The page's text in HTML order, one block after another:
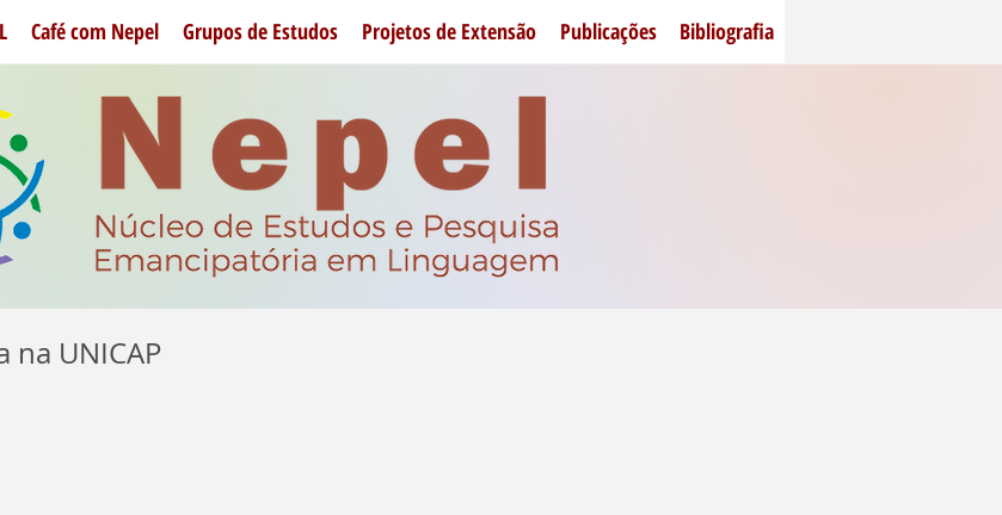
Café com Nepel Grupos de Estudos Projetos de Extensão Publicações Bibliografia
na UNICAP